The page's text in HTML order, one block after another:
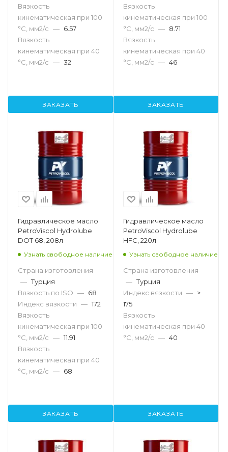
Вязкость
кинематическая при 100
°С, мм2/с — 6.57
Вязкость
кинематическая при 40
°С, мм2/с — 32
ЗАКАЗАТЬ
Вязкость
кинематическая при 100
°С, мм2/с — 8.71
Вязкость
кинематическая при 40
°С, мм2/с — 46
ЗАКАЗАТЬ
Гидравлическое масло
PetroViscol Hydrolube
DOT 68, 208л
Узнать свободное наличие
Страна изготовления
— Турция
Вязкость по ISO — 68
Индекс вязкости — 172
Вязкость
кинематическая при 100
°С, мм2/с — 11.91
Вязкость
кинематическая при 40
°С, мм2/с — 68
ЗАКАЗАТЬ
Гидравлическое масло
PetroViscol Hydrolube
HFC, 220л
Узнать свободное наличие
Страна изготовления
— Турция
Индекс вязкости — >
175
Вязкость
кинематическая при 40
°С, мм2/с — 40
ЗАКАЗАТЬ